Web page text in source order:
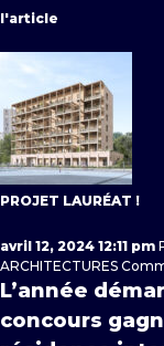
l'article
PROJET LAURÉAT !
avril 12, 2024 12:11 pm
ARCHITECTURES
L’année
concours